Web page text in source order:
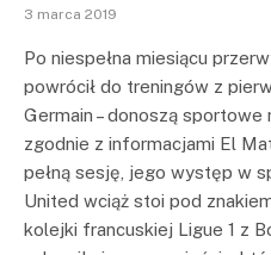
3 marca 2019
Po niespełna miesiącu
powrócił do treningów z
Germain – donoszą sportowe
zgodnie z informacjami El
pełną sesję, jego występ w
United wciąż stoi pod
kolejki francuskiej Ligue 1 z